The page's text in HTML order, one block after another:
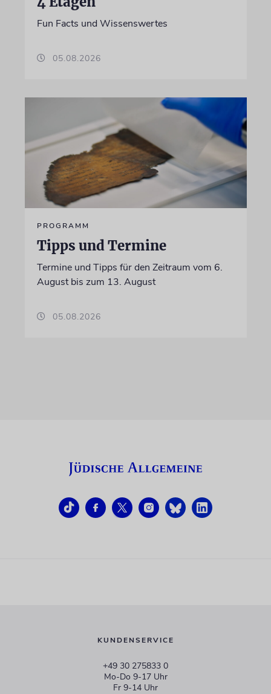
Fun Facts und Wissenswertes
05.08.2026
PROGRAMM
Tipps und Termine
Termine und Tipps für den Zeitraum vom 6.
August bis zum 13. August
05.08.2026
KUNDENSERVICE
+49 30 275833 0
Mo-Do 9-17 Uhr
Fr 9-14 Uhr